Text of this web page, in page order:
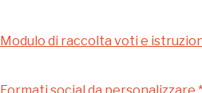
Modulo di raccolta voti e
Formati social da personalizzare *